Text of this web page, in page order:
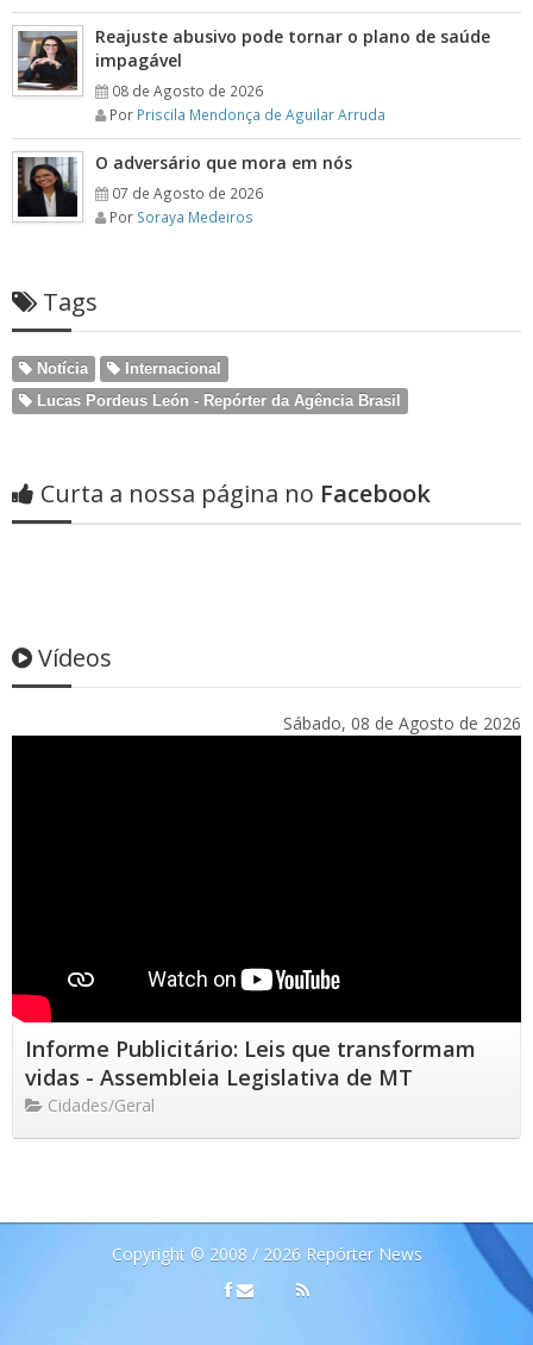
Reajuste abusivo pode tornar o plano de saúde
impagável
08 de Agosto de 2026
Por Priscila Mendonça de Aguilar Arruda
O adversário que mora em nós
07 de Agosto de 2026
Por Soraya Medeiros
Tags
Notícia
Internacional
Lucas Pordeus León - Repórter da Agência Brasil
Curta a nossa página no Facebook
Vídeos
Sábado, 08 de Agosto de 2026
Informe Publicitário: Leis que transformam
vidas - Assembleia Legislativa de MT
Cidades/Geral
Copyright © 2008 / 2026 Repórter News